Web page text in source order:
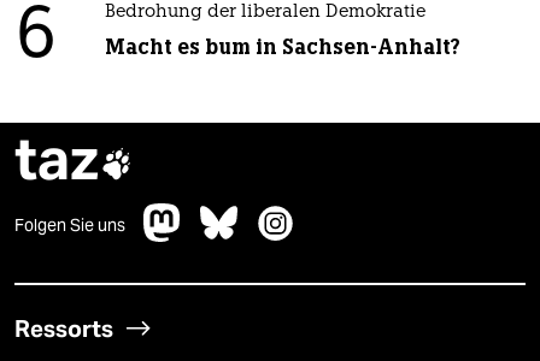
6 Bedrohung der liberalen Demokratie
Macht es bum in Sachsen-Anhalt?
taz
Folgen Sie uns
Ressorts